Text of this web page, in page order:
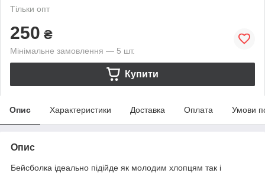
Тільки опт
250 ₴
Мінімальне замовлення — 5 шт.
Купити
Опис Характеристики Доставка Оплата Умови
Опис
Бейсболка ідеально підійде як молодим хлопцям так і